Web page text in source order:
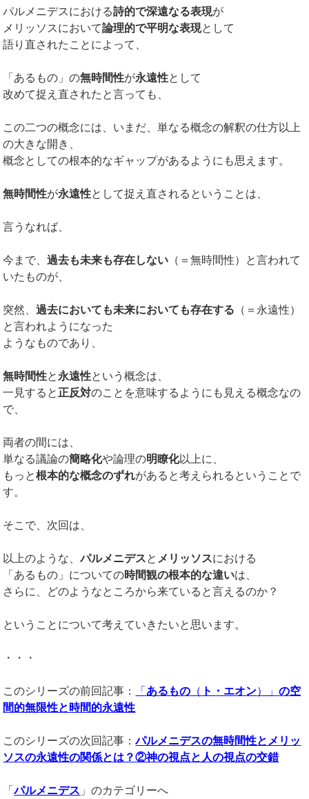
パルメニデスにおける詩的で深遠なる表現が
メリッソスにおいて論理的で平明な表現として
語り直されたことによって、
「あるもの」の無時間性が永遠性として
改めて捉え直されたと言っても、
この二つの概念には、いまだ、単なる概念の解釈の仕方以上
の大きな開き、
概念としての根本的なギャップがあるようにも思えます。
無時間性が永遠性として捉え直されるということは、
言うなれば、
今まで、過去も未来も存在しない （＝無時間性）と言われて
いたものが、
突然、過去においても未来においても存在する （＝永遠性）
と言われようになった
ようなものであり、
無時間性と 永遠性という概念は、
一見すると 正反対のことを意味するようにも見える概念なの
で、
両者の間には、
単なる議論の簡略化や論理の明瞭化以上に、
もっと根本的な概念のずれがあると考えられるということで
す。
そこで、次回は、
以上のような、パルメニデスと メリッソスにおける
「あるもの」についての時間観の根本的な違いは、
さらに、どのようなところから来ていると言えるのか？
ということについて考えていきたいと思います。
・・・
このシリーズの前回記事： 「 あるもの （ ト・エオン）」の空
間的無限性と時間的永遠性
このシリーズの次回記事：パルメニデスの無時間性とメリッ
ソスの永遠性の関係とは？②神の視点と人の視点の交錯
「パルメニデス 」のカテゴリーへ